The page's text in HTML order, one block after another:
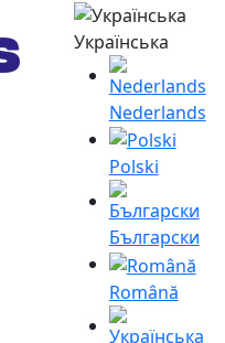
Українська
Nederlands
Polski
Български
Română